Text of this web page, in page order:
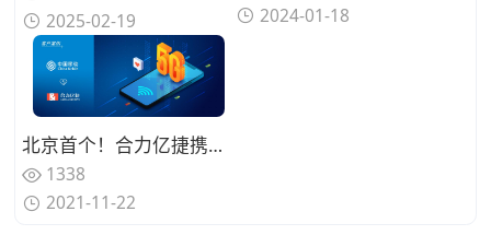
2025-02-19
2024-01-18
北京首个！合力亿捷携手北京移动上线“应急报警中心5G消息应用”
1338
2021-11-22